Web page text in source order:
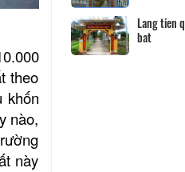
theo
khốn
nào,
này
Hộ kinh doanh CocoHome